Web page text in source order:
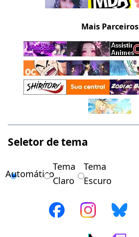
Mais Parceiros
Seletor de tema
Automático
Tema
Claro
Tema
Escuro